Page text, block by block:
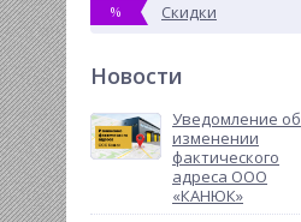
% Скидки
Новости
Уведомление об
изменении
фактического
адреса ООО
«КАНЮК»